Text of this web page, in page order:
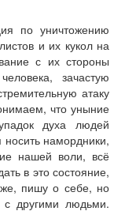
по уничтожению
и их кукол на
с их стороны
зачастую
атаку
что уныние
духа людей
носить намордники,
нашей воли, всё
в это состояние,
пишу о себе, но
другими людьми.